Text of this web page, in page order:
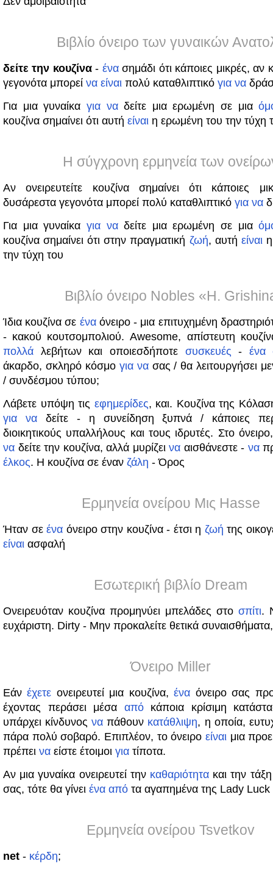
Βιβλίο όνειρο των γυναικών
δείτε την κουζίνα- ένασημάδι ότι κάποιες μικρές, αν
γεγονότα μπορεί να είναι πολύ καταθλιπτικό για να
Για μια γυναίκα για ναδείτε μια ερωμένη σε μια
κουζίνα σημαίνει ότι αυτή είναι η ερωμένη του την τύχη
Η σύγχρονη ερμηνεία των
Αν ονειρευτείτε κουζίνα σημαίνει ότι κάποιες
δυσάρεστα γεγονότα μπορεί πολύ καταθλιπτικό για να
Για μια γυναίκα για ναδείτε μια ερωμένη σε μια
κουζίνα σημαίνει ότι στην πραγματική ζωή, αυτή είναιη
την τύχη του
Βιβλίο όνειρο Nobles «H.
Ίδια κουζίνα σε έναόνειρο - μια επιτυχημένη
- κακού κουτσομπολιού. Awesome, απίστευτη
πολλά λεβήτων και οποιεσδήποτε συσκευές - ένα
άκαρδο, σκληρό κόσμο για νασας / θα λειτουργήσει
/ συνδέσμου τύπου;
Λάβετε υπόψη τις εφημερίδες, και. Κουζίνα της
για
ναδείτε - η συνείδηση ​​ξυπνά / κάποιες
διοικητικούς υπαλλήλους και τους ιδρυτές. Στο
να δείτε την κουζίνα, αλλά μυρίζει να αισθάνεστε - να
έλκος. Η κουζίνα σε έναν ζάλη - Όρος
Ερμηνεία ονείρου Μις Hasse
Ήταν σεένα όνειρο στην κουζίνα - έτσι η ζωή της
είναι ασφαλή
Εσωτερική βιβλίο Dream
Ονειρευόταν κουζίνα προμηνύει μπελάδες στο σπίτι.
ευχάριστη. Dirty - Μην προκαλείτε θετικά συναισθήματα,
Όνειρο Miller
Εάνέχετε ονειρευτεί μια κουζίνα,ένα όνειρο σας
έχοντας περάσει μέσα απόκάποια κρίσιμη
υπάρχει κίνδυνοςνα πάθουν κατάθλιψη, η οποία,
πάρα πολύ σοβαρό. Επιπλέον, το όνειρο είναι μια
πρέπει να είστε έτοιμοι για τίποτα.
Αν μια γυναίκα ονειρευτεί την καθαριότητα και την
σας, τότε θα γίνει ένα από τα αγαπημένα της Lady Luck
Ερμηνεία ονείρου Tsvetkov
net - κέρδη;